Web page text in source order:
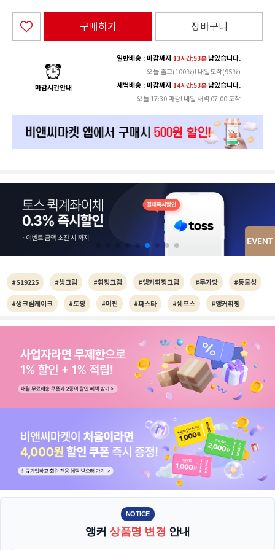
구매하기 장바구니
마감시간안내
일반배송 : 마감까지 13시간:53분남았습니다.
오늘 출고(100%)! 내일도착(95%)
새벽배송 : 마감까지 14시간:53분남았습니다.
오늘 17:30 마감! 내일 새벽 07:00 도착
#S19225 #생크림 #휘핑크림 #앵커휘핑크림 #무가당 #동물성
#생크림케이크 #토핑 #머핀 #파스타 #쉐프스 #앵커휘핑
NOTICE
앵커 상품명 변경 안내